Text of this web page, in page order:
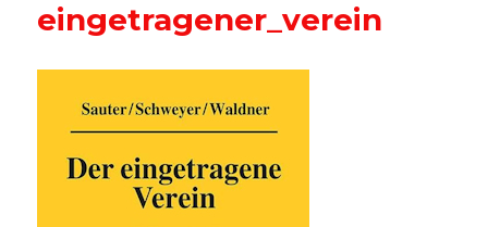
eingetragener_verein